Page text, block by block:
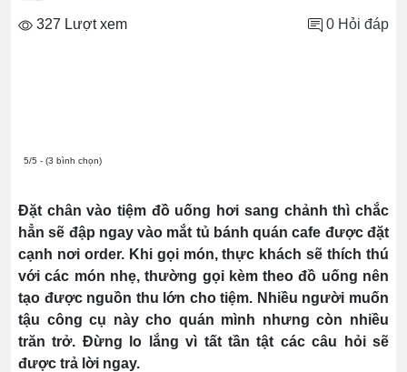
327 Lượt xem 0 Hỏi đáp
5/5 - (3 bình chọn)
Đặt chân vào tiệm đồ uống hơi sang chảnh thì chắc
hẳn sẽ đập ngay vào mắt tủ bánh quán cafe được đặt
cạnh nơi order. Khi gọi món, thực khách sẽ thích thú
với các món nhẹ, thường gọi kèm theo đồ uống nên
tạo được nguồn thu lớn cho tiệm. Nhiều người muốn
tậu công cụ này cho quán mình nhưng còn nhiều
trăn trở. Đừng lo lắng vì tất tần tật các câu hỏi sẽ
được trả lời ngay.